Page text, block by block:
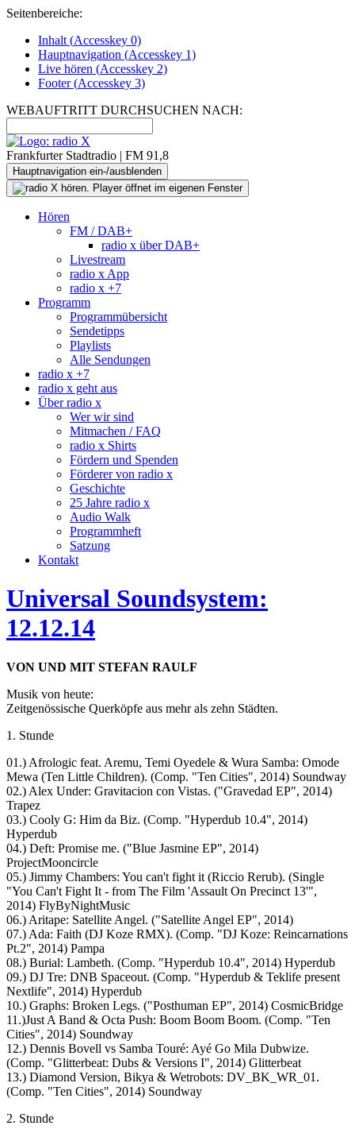
Seitenbereiche:
Inhalt (Accesskey 0)
Hauptnavigation (Accesskey 1)
Live hören (Accesskey 2)
Footer(Accesskey 3)
WEBAUFTRITT DURCHSUCHEN NACH:
Frankfurter Stadtradio | FM 91,8
Hauptnavigation ein-/ausblenden
Hören
FM / DAB+
radio x über DAB+
Livestream
radio x App
radio x +7
Programm
Programmübersicht
Sendetipps
Playlists
Alle Sendungen
radio x +7
radio x geht aus
Über radio x
Wer wir sind
Mitmachen / FAQ
radio x Shirts
Fördern und Spenden
Förderer von radio x
Geschichte
25 Jahre radio x
Audio Walk
Programmheft
Satzung
Kontakt
Universal Soundsystem:
12.12.14
VON UND MIT STEFAN RAULF
Musik von heute:
Zeitgenössische Querköpfe aus mehr als zehn Städten.
1. Stunde
01.) Afrologic feat. Aremu, Temi Oyedele & Wura Samba: Omode
Mewa (Ten Little Children). (Comp. "Ten Cities", 2014) Soundway
02.) Alex Under: Gravitacion con Vistas. ("Gravedad EP", 2014)
Trapez
03.) Cooly G: Him da Biz. (Comp. "Hyperdub 10.4", 2014)
Hyperdub
04.) Deft: Promise me. ("Blue Jasmine EP", 2014)
ProjectMooncircle
05.) Jimmy Chambers: You can't fight it (Riccio Rerub). (Single
"You Can't Fight It - from The Film 'Assault On Precinct 13'",
2014) FlyByNightMusic
06.) Aritape: Satellite Angel. ("Satellite Angel EP", 2014)
07.) Ada: Faith (DJ Koze RMX). (Comp. "DJ Koze: Reincarnations
Pt.2", 2014) Pampa
08.) Burial: Lambeth. (Comp. "Hyperdub 10.4", 2014) Hyperdub
09.) DJ Tre: DNB Spaceout. (Comp. "Hyperdub & Teklife present
Nextlife", 2014) Hyperdub
10.) Graphs: Broken Legs. ("Posthuman EP", 2014) CosmicBridge
11.)Just A Band & Octa Push: Boom Boom Boom. (Comp. "Ten
Cities", 2014) Soundway
12.) Dennis Bovell vs Samba Touré: Ayé Go Mila Dubwize.
(Comp. "Glitterbeat: Dubs & Versions I", 2014) Glitterbeat
13.) Diamond Version, Bikya & Wetrobots: DV_BK_WR_01.
(Comp. "Ten Cities", 2014) Soundway
2. Stunde